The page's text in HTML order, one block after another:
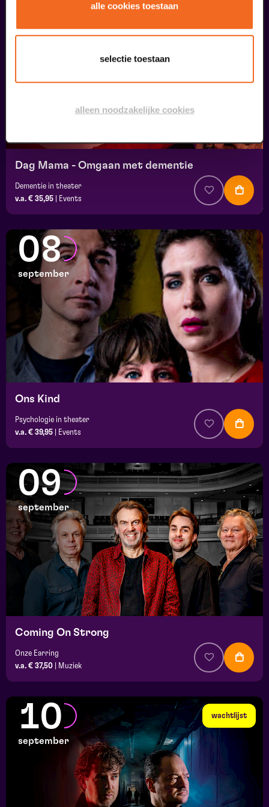
alle cookies toestaan
selectie toestaan
alleen noodzakelijke cookies
Dag Mama - Omgaan met dementie
Dementie in theater
v.a. € 35,95
Events
08
september
Ons Kind
Psychologie in theater
v.a. € 39,95
Events
09
september
Coming On Strong
Onze Earring
v.a. € 37,50
Muziek
wachtlijst
10
september